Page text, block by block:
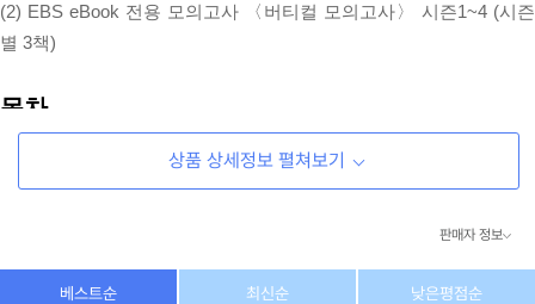
(2) EBS eBook 전용 모의고사 〈버티컬 모의고사〉 시즌1~4 (시즌
별 3책)
목차
유형 연습①
유형 연습④
상품 상세정보 펼쳐보기
판매자 정보
상호/대표자 (주) 동이커머스
베스트순 최신순 낮은평점순